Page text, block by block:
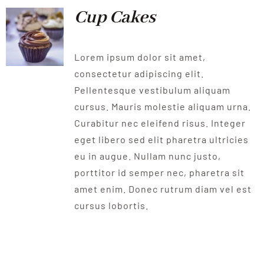
Cup Cakes
Lorem ipsum dolor sit amet,
consectetur adipiscing elit.
Pellentesque vestibulum aliquam
cursus. Mauris molestie aliquam urna.
Curabitur nec eleifend risus. Integer
eget libero sed elit pharetra ultricies
eu in augue. Nullam nunc justo,
porttitor id semper nec, pharetra sit
amet enim. Donec rutrum diam vel est
cursus lobortis.